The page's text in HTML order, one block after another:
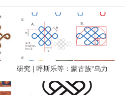
研究 | 呼斯乐等：蒙古族“乌力
吉”纹样的符意溯源与符形解构